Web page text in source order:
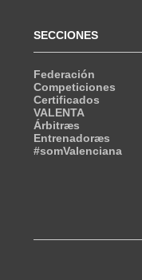
SECCIONES
Federación
Competiciones
Certificados
VALENTA
Árbitræs
Entrenadoræs
#somValenciana